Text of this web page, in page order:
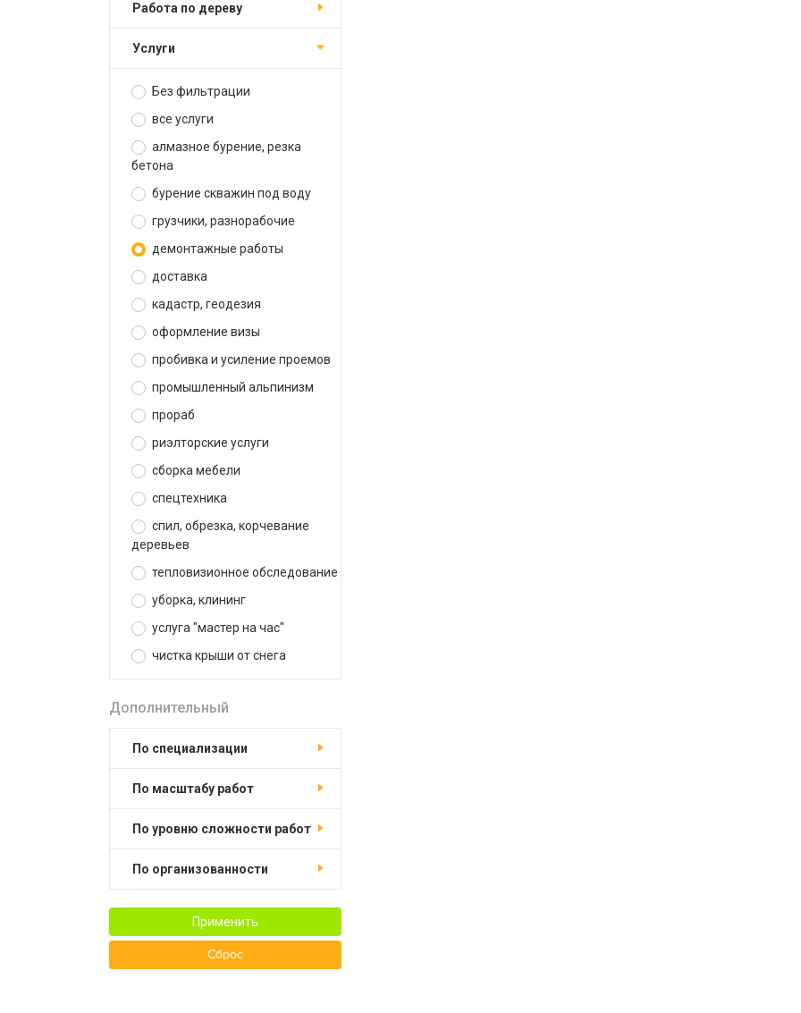
работа по дереву
услуги
Без фильтрации
все услуги
алмазное бурение, резка
бетона
бурение скважин под воду
грузчики, разнорабочие
демонтажные работы
доставка
кадастр, геодезия
оформление визы
пробивка и усиление проемов
промышленный альпинизм
прораб
риэлторские услуги
сборка мебели
спецтехника
спил, обрезка, корчевание
деревьев
тепловизионное обследование
уборка, клининг
услуга "мастер на час"
чистка крыши от снега
Дополнительный
по специализации
по масштабу работ
по уровню сложности работ
по организованности
Применить
Сброс